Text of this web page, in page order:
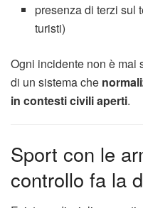
presenza di terzi sul
turisti)
Ogni incidente non è mai
di un sistema che
in contesti civili aperti.
Sport con le
controllo fa la